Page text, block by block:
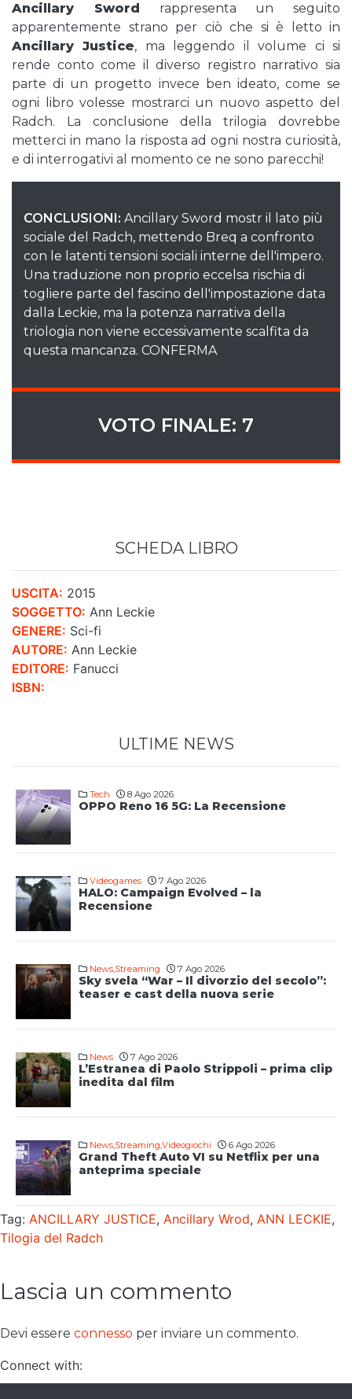
Ancillary Sword rappresenta un seguito
apparentemente strano per ciò che si è letto in
Ancillary Justice, ma leggendo il volume ci si
rende conto come il diverso registro narrativo sia
parte di un progetto invece ben ideato, come se
ogni libro volesse mostrarci un nuovo aspetto del
Radch. La conclusione della trilogia dovrebbe
metterci in mano la risposta ad ogni nostra curiosità,
e di interrogativi al momento ce ne sono parecchi!
CONCLUSIONI: Ancillary Sword mostr il lato più
sociale del Radch, mettendo Breq a confronto
con le latenti tensioni sociali interne dell'impero.
Una traduzione non proprio eccelsa rischia di
togliere parte del fascino dell'impostazione data
dalla Leckie, ma la potenza narrativa della
triologia non viene eccessivamente scalfita da
questa mancanza. CONFERMA
VOTO FINALE: 7
SCHEDA LIBRO
USCITA: 2015
SOGGETTO: Ann Leckie
GENERE: Sci-fi
AUTORE: Ann Leckie
EDITORE: Fanucci
ISBN:
ULTIME NEWS
Tech 8 Ago 2026
OPPO Reno 16 5G: La Recensione
Videogames 7 Ago 2026
HALO: Campaign Evolved – la
Recensione
News,Streaming 7 Ago 2026
Sky svela “War – Il divorzio del secolo”:
teaser e cast della nuova serie
News 7 Ago 2026
L’Estranea di Paolo Strippoli – prima clip
inedita dal film
News,Streaming,Videogiochi 6 Ago 2026
Grand Theft Auto VI su Netflix per una
anteprima speciale
Tag: ANCILLARY JUSTICE, Ancillary Wrod, ANN LECKIE,
Tilogia del Radch
Lascia un commento
Devi essere connesso per inviare un commento.
Connect with: